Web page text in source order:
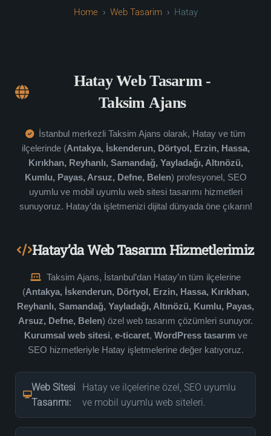
Web Tasarim Hatay
Hatay Web Tasarım -
Taksim Ajans
İstanbul merkezli Taksim Ajans olarak, Hatay ve tüm
ilçelerinde (Antakya, İskenderun, Dörtyol, Erzin, Hassa,
Kırıkhan, Reyhanlı, Samandağ, Yayladağı, Altınözü,
Kumlu, Payas, Arsuz, Defne, Belen) profesyonel, SEO
uyumlu ve mobil uyumlu web sitesi tasarımı hizmetleri
sunuyoruz. Hatay’da işletmenizi dijital dünyada öne çıkarın!
Hatay’da Web Tasarım Hizmetlerimiz
Taksim Ajans, İstanbul’dan Hatay’ın tüm ilçelerine
(Antakya, İskenderun, Dörtyol, Erzin, Hassa, Kırıkhan,
Reyhanlı, Samandağ, Yayladağı, Altınözü, Kumlu, Payas,
Arsuz, Defne, Belen) özel web tasarım çözümleri sunuyor.
Kurumsal web sitesi, e-ticaret, WordPress tasarımve
SEO hizmetleriyle Hatay işletmelerine değer katıyoruz.
Web Sitesi
Tasarımı:
Hatay ve ilçelerine özel, SEO uyumlu
ve mobil uyumlu web siteleri.